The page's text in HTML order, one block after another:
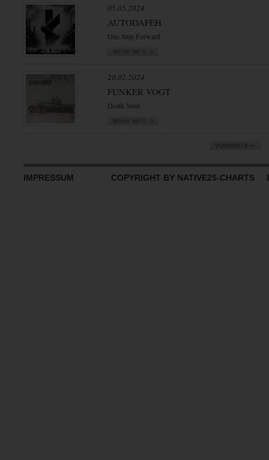
05.05.2024
AUTODAFEH
One Step Forward
20.02.2024
FUNKER VOGT
Death Seed
IMPRESSUM COPYRIGHT BY NATIVE25-CHARTS